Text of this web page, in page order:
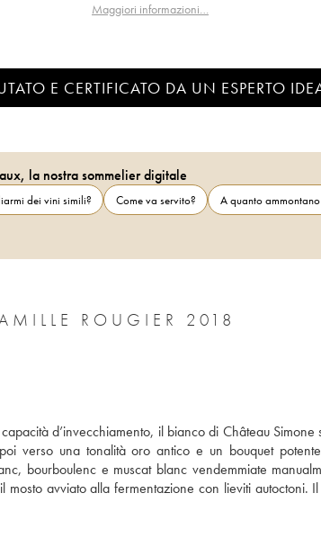
Maggiori informazioni…
E CERTIFICATO DA UN ESPERTO
la nostra sommelier digitale
dei vini simili? Come va servito?
A quanto
ROUGIER 2018
d’invecchiamento, il bianco di Château
verso una tonalità oro antico e un bouquet
bourboulenc e muscat blanc vendemmiate
avviato alla fermentazione con lieviti autoctoni.